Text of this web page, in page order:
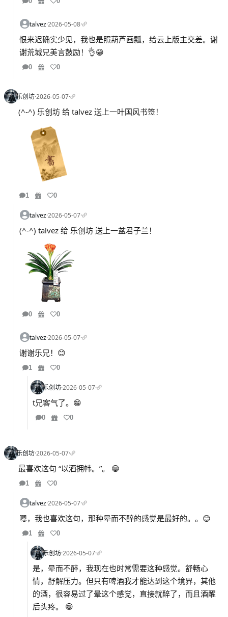
talvez·2026-05-08·
恨来迟确实少见，我也是照葫芦画瓢，给云上版主交差。谢
谢荒城兄美言鼓励！👌😁
0 0
乐创坊·2026-05-07·
(^-^) 乐创坊 给 talvez 送上一叶国风书签！
1 0
talvez·2026-05-07·
(^-^) talvez 给 乐创坊 送上一盆君子兰！
0 0
talvez·2026-05-07·
谢谢乐兄！😊
1 0
乐创坊·2026-05-07·
t兄客气了。😁
0 0
乐创坊·2026-05-07·
最喜欢这句 “以酒拥帏。”。 😁
1 0
talvez·2026-05-07·
嗯，我也喜欢这句，那种晕而不醉的感觉是最好的。。😊
1 0
乐创坊·2026-05-07·
是，晕而不醉，我现在也时常需要这种感觉。舒畅心
情，舒解压力。但只有啤酒我才能达到这个境界，其他
的酒，很容易过了晕这个感觉，直接就醉了，而且酒醒
后头疼。 😁